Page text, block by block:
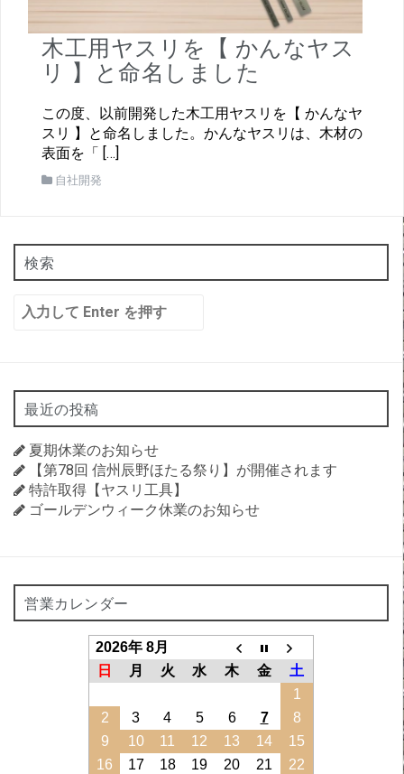
木工用ヤスリを【 かんなヤス
リ 】と命名しました
この度、以前開発した木工用ヤスリを【 かんなヤ
スリ 】と命名しました。かんなヤスリは、木材の
表面を「 […]
自社開発
検索
検
索:
最近の投稿
夏期休業のお知らせ
【第78回 信州辰野ほたる祭り】が開催されます
特許取得【ヤスリ工具】
ゴールデンウィーク休業のお知らせ
営業カレンダー
2026年 8月
日
月 火 水 木 金
土
1
2
3 4 5 6 7
8
9
10 11 12 13 14
15
16
17 18 19 20 21
22